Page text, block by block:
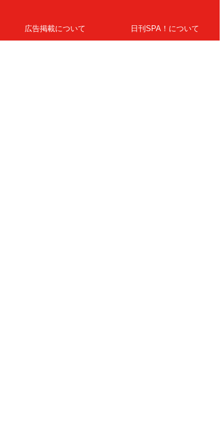
広告掲載について 日刊SPA！について